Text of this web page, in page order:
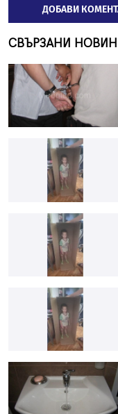
ДОБАВИ
СВЪРЗАНИ